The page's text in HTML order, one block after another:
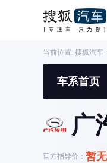
当前位置: 搜狐汽车
车系首页
广
官方指导价： 暂